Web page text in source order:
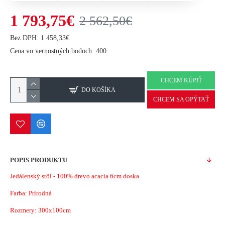
1 793,75€ 2 562,50€
Bez DPH: 1 458,33€
Cena vo vernostných bodoch: 400
DO KOŠÍKA
CHCEM KÚPIŤ
CHCEM SA OPÝTAŤ
POPIS PRODUKTU
Jedálenský stôl - 100% drevo acacia 6cm doska
Farba: Prírodná
Rozmery: 300x100cm